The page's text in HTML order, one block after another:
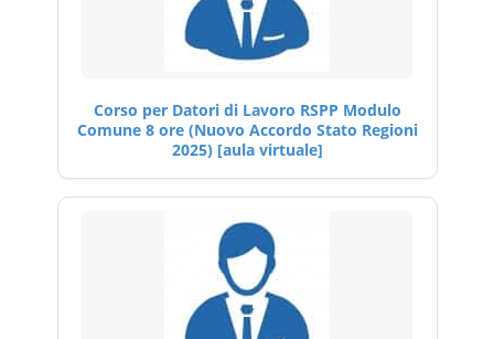
Corso per Datori di Lavoro RSPP Modulo
Comune 8 ore (Nuovo Accordo Stato Regioni
2025) [aula virtuale]